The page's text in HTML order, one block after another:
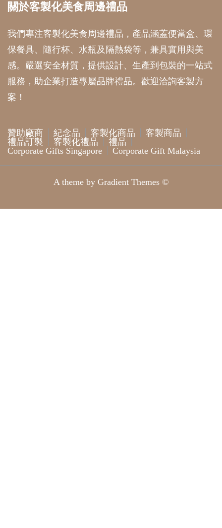
關於客製化美食周邊禮品
我們專注客製化美食周邊禮品，產品涵蓋便當盒、環
保餐具、隨行杯、水瓶及隔熱袋等，兼具實用與美
感。嚴選安全材質，提供設計、生產到包裝的一站式
服務，助企業打造專屬品牌禮品。歡迎洽詢客製方
案！
贊助廠商 紀念品 客製化商品
客製商品
禮品訂製
客製化禮品
禮品
Corporate Gifts Singapore
Corporate Gift Malaysia
A theme by Gradient Themes ©